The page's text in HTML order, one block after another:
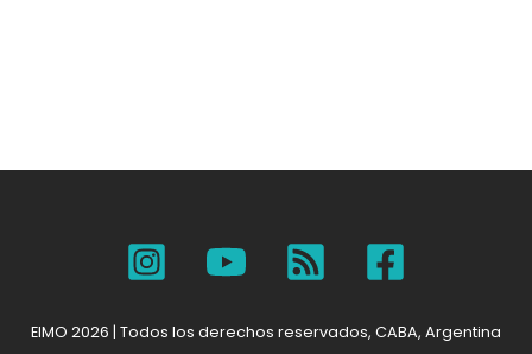
EIMO 2026 | Todos los derechos reservados, CABA, Argentina